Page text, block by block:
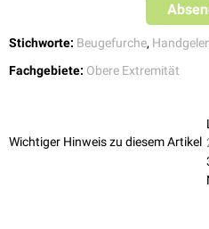
Stichworte: Beugefurche,
Fachgebiete: Obere Extremität
Wichtiger Hinweis zu diesem Artikel